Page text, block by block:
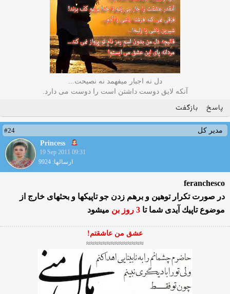
دل نه اجبار میفهمد نه نصیحت...
آنکه لایق دوست داشتن است را دوست می دارد.
پاسخ بازگفت
مدیر کل
#24
Princess
19 Sep 2011 09:31
ارسالها: 9924
feranchesco
در صورت تكرار توهین و برهم زدن جو تاپیكها و بحثهای خارج از
موضوع تاپیك آیدی شما تا
میشود
عشق من عاشقتم!
≈≈≈≈≈≈≈≈≈≈≈≈≈≈